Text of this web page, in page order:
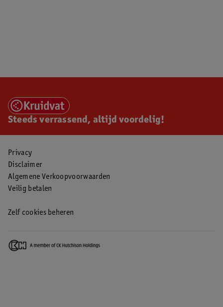
Steeds verrassend, altijd voordelig!
Privacy
Disclaimer
Algemene Verkoopvoorwaarden
Veilig betalen
Zelf cookies beheren